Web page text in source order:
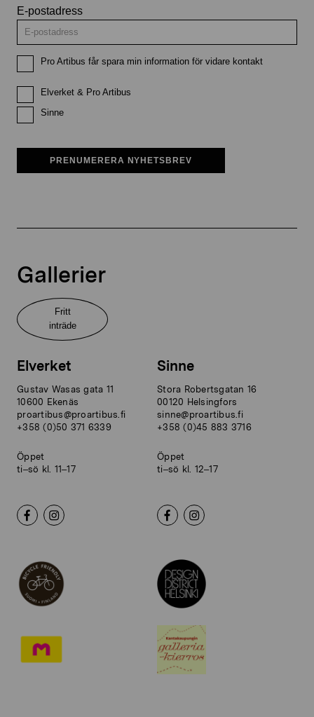
E-postadress
Pro Artibus får spara min information för vidare kontakt
Elverket & Pro Artibus
Sinne
PRENUMERERA NYHETSBREV
Gallerier
Fritt
inträde
Elverket
Gustav Wasas gata 11
10600 Ekenäs
proartibus@proartibus.fi
+358 (0)50 371 6339
Öppet
ti–sö kl. 11–17
Sinne
Stora Robertsgatan 16
00120 Helsingfors
sinne@proartibus.fi
+358 (0)45 883 3716
Öppet
ti–sö kl. 12–17